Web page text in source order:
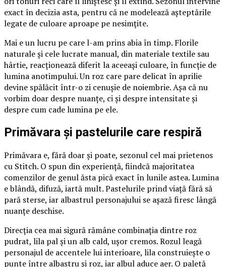
exact în decizia asta, pentru că ne modelează așteptările
legate de culoare aproape pe nesimțite.
Mai e un lucru pe care l-am prins abia în timp. Florile
naturale și cele lucrate manual, din materiale textile sau
hârtie, reacționează diferit la aceeași culoare, în funcție de
lumina anotimpului. Un roz care pare delicat în aprilie
devine spălăcit într-o zi cenușie de noiembrie. Așa că nu
vorbim doar despre nuanțe, ci și despre intensitate și
despre cum cade lumina pe ele.
Primăvara și pastelurile care respiră
Primăvara e, fără doar și poate, sezonul cel mai prietenos
cu Stitch. O spun din experiență, fiindcă majoritatea
comenzilor de genul ăsta pică exact în lunile astea. Lumina
e blândă, difuză, iartă mult. Pastelurile prind viață fără să
pară sterse, iar albastrul personajului se așază firesc lângă
nuanțe deschise.
Direcția cea mai sigură rămâne combinația dintre roz
pudrat, lila pal și un alb cald, ușor cremos. Rozul leagă
personajul de accentele lui interioare, lila construiește o
punte între albastru și roz, iar albul aduce aer. O paletă